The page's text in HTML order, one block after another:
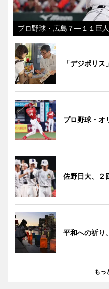
プロ野球・広島７―１１巨人
「デジポリ
プロ野球・
佐野日大、
平和への祈り
もっ